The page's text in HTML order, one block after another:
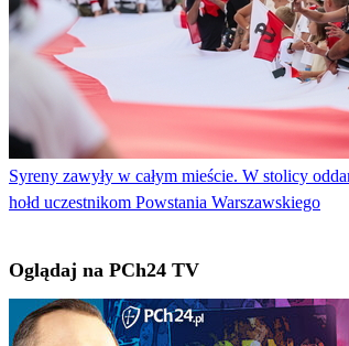
Syreny zawyły w całym mieście. W stolicy
hołd uczestnikom Powstania Warszawskiego
Oglądaj na PCh24 TV